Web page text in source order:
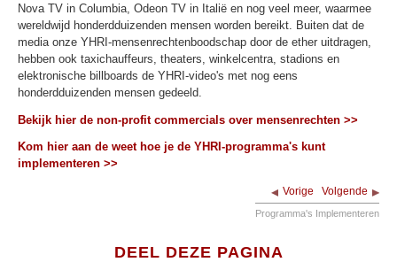
DEEL DEZE PAGINA
Nova TV in Columbia, Odeon TV in Italië en nog veel meer, waarmee
wereldwijd honderdduizenden mensen worden bereikt. Buiten dat de
media onze YHRI-mensenrechtenboodschap door de ether uitdragen,
hebben ook taxichauffeurs, theaters, winkelcentra, stadions en
elektronische billboards de YHRI-video's met nog eens
honderdduizenden mensen gedeeld.
Bekijk hier de non-profit commercials over mensenrechten >>
Kom hier aan de weet hoe je de YHRI-programma's kunt
implementeren >>
Vorige Volgende
Programma's Implementeren